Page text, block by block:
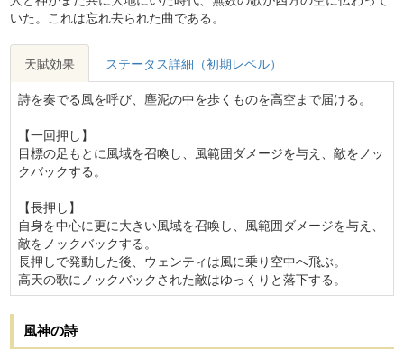
いた。これは忘れ去られた曲である。
天賦効果
ステータス詳細（初期レベル）
詩を奏でる風を呼び、塵泥の中を歩くものを高空まで届ける。
【一回押し】
目標の足もとに風域を召喚し、 風範囲ダメージを与え、敵をノッ
クバックする。
【長押し】
自身を中心に更に大きい風域を召喚し、 風範囲ダメージを与え、
敵をノックバックする。
長押しで発動した後、ウェンティは風に乗り空中へ飛ぶ。
高天の歌にノックバックされた敵はゆっくりと落下する。
風神の詩